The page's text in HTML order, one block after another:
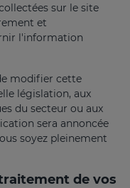
sur le site
et
l'information
modifier cette
législation, aux
du secteur ou aux
sera annoncée
soyez pleinement
de vos